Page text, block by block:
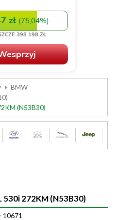
BMW
(N53B30)
530i 272KM (N53B30)
10671